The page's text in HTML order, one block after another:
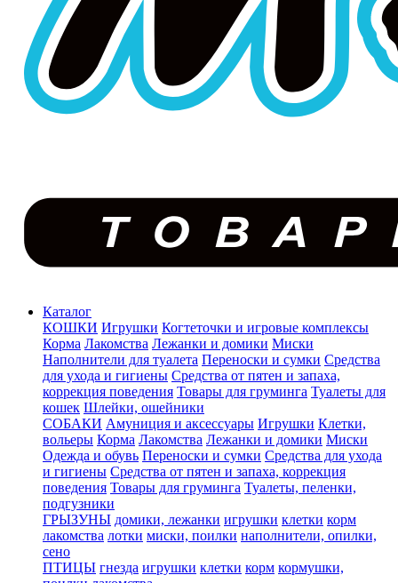
Каталог
КОШКИ Игрушки Когтеточки и игровые комплексы
Корма Лакомства Лежанки и домики Миски
Наполнители для туалета Переноски и сумки Средства
для ухода и гигиены Средства от пятен и запаха,
коррекция поведения Товары для груминга Туалеты для
кошек Шлейки, ошейники
СОБАКИ Амуниция и аксессуары Игрушки Клетки,
вольеры Корма Лакомства Лежанки и домики Миски
Одежда и обувь Переноски и сумки Средства для ухода
и гигиены Средства от пятен и запаха, коррекция
поведения Товары для груминга Туалеты, пеленки,
подгузники
ГРЫЗУНЫ домики, лежанки игрушки клетки корм
лакомства лотки миски, поилки наполнители, опилки,
сено
ПТИЦЫ гнезда игрушки клетки корм кормушки,